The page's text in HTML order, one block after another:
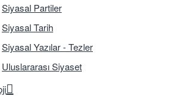
Siyasal Partiler
Siyasal Tarih
Siyasal Yazılar - Tezler
Uluslararası Siyaset